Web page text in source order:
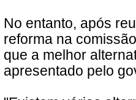
No entanto, após
reforma na
que a melhor
apresentado pelo